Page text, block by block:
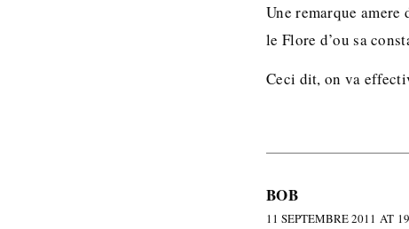
Une remarque
le Flore d’ou sa
Ceci dit, on va
BOB
11 SEPTEMBRE 2011 AT